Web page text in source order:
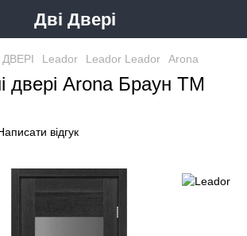
Дві Двері
Leador Leador Leador Arona
двері Arona Браун ТМ
відгук